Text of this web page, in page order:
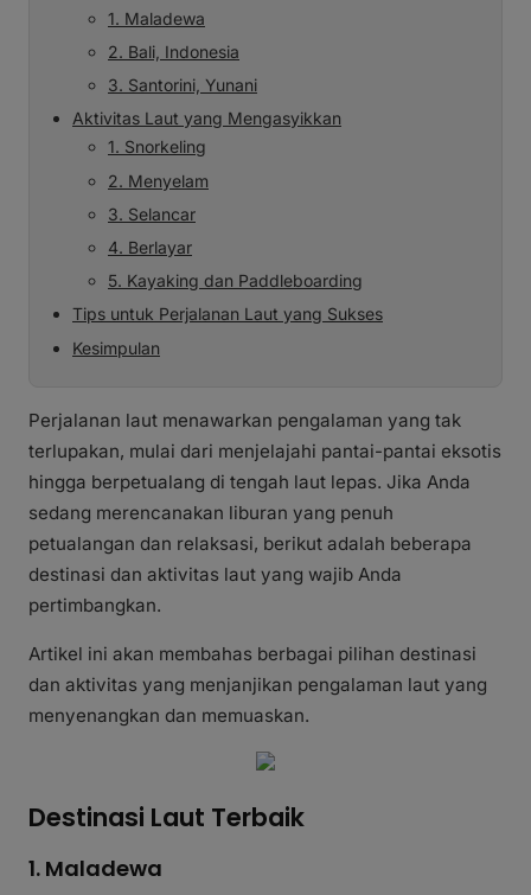
1. Maladewa
2. Bali, Indonesia
3. Santorini, Yunani
Aktivitas Laut yang Mengasyikkan
1. Snorkeling
2. Menyelam
3. Selancar
4. Berlayar
5. Kayaking dan Paddleboarding
Tips untuk Perjalanan Laut yang Sukses
Kesimpulan
Perjalanan laut menawarkan pengalaman yang tak
terlupakan, mulai dari menjelajahi pantai-pantai eksotis
hingga berpetualang di tengah laut lepas. Jika Anda
sedang merencanakan liburan yang penuh
petualangan dan relaksasi, berikut adalah beberapa
destinasi dan aktivitas laut yang wajib Anda
pertimbangkan.
Artikel ini akan membahas berbagai pilihan destinasi
dan aktivitas yang menjanjikan pengalaman laut yang
menyenangkan dan memuaskan.
Destinasi Laut Terbaik
1. Maladewa